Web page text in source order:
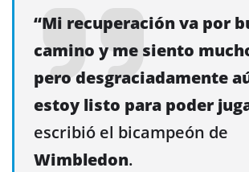
“Mi recuperación va por
camino y me siento
pero desgraciadamente
estoy listo para poder
escribió el bicampeón de
Wimbledon.